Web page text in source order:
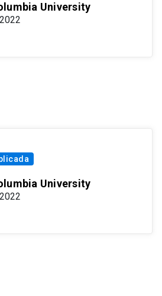
University
University